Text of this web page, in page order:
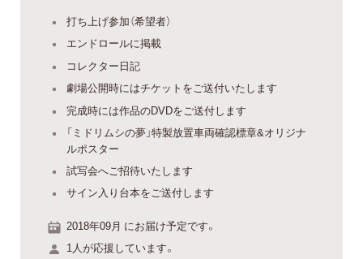
打ち上げ参加（希望者）
エンドロールに掲載
コレクター日記
劇場公開時にはチケットをご送付いたします
完成時には作品のDVDをご送付します
「ミドリムシの夢」特製放置車両確認標章&オリジナ
ルポスター
試写会へご招待いたします
サイン入り台本をご送付します
2018年09月 にお届け予定です。
1人が応援しています。